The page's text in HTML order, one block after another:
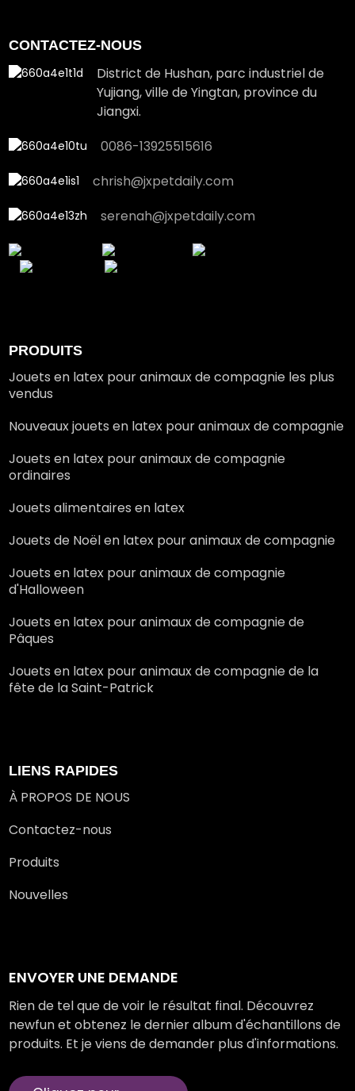
CONTACTEZ-NOUS
District de Hushan, parc industriel de
Yujiang, ville de Yingtan, province du
Jiangxi.
0086-13925515616
chrish@jxpetdaily.com
serenah@jxpetdaily.com
PRODUITS
Jouets en latex pour animaux de compagnie les plus
vendus
Nouveaux jouets en latex pour animaux de compagnie
Jouets en latex pour animaux de compagnie
ordinaires
Jouets alimentaires en latex
Jouets de Noël en latex pour animaux de compagnie
Jouets en latex pour animaux de compagnie
d'Halloween
Jouets en latex pour animaux de compagnie de
Pâques
Jouets en latex pour animaux de compagnie de la
fête de la Saint-Patrick
LIENS RAPIDES
À PROPOS DE NOUS
Contactez-nous
Produits
Nouvelles
ENVOYER UNE DEMANDE
Rien de tel que de voir le résultat final. Découvrez
newfun et obtenez le dernier album d'échantillons de
produits. Et je viens de demander plus d'informations.